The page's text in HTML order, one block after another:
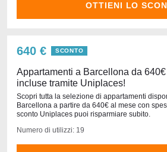
OTTIENI LO
640 € SCONTO
Appartamenti a Barcellona da
incluse tramite Uniplaces!
Scopri tutta la selezione di appartamenti
Barcellona a partire da 640€ al mese con
sconto Uniplaces puoi risparmiare subito.
Numero di utilizzi: 19